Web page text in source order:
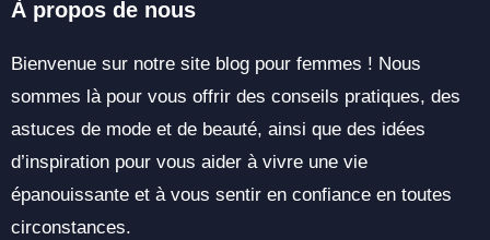
À propos de nous
Bienvenue sur notre site blog pour femmes ! Nous
sommes là pour vous offrir des conseils pratiques, des
astuces de mode et de beauté, ainsi que des idées
d’inspiration pour vous aider à vivre une vie
épanouissante et à vous sentir en confiance en toutes
circonstances.